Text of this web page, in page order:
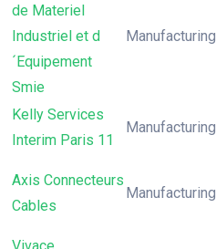
de Materiel
Industriel et d
´Equipement
Smie
Manufacturing
Kelly Services
Interim Paris 11
Manufacturing
Axis Connecteurs
Cables
Manufacturing